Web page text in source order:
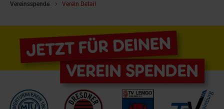
Vereinsspende Verein Detail